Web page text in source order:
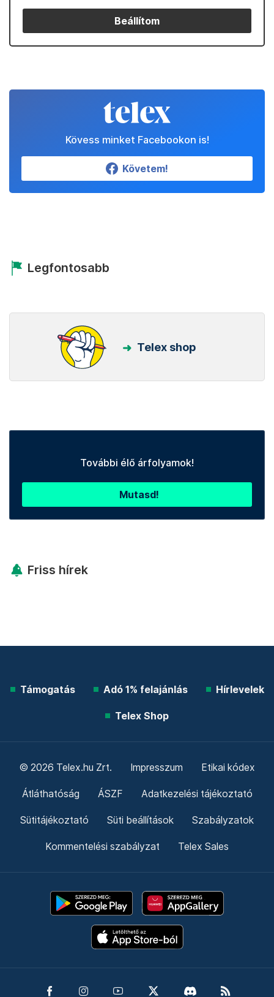
Beállítom
Kövess minket Facebookon is!
Követem!
Legfontosabb
Telex shop
További élő árfolyamok!
Mutasd!
Friss hírek
Támogatás Adó 1% felajánlás Hírlevelek
Telex Shop
© 2026 Telex.hu Zrt. Impresszum Etikai kódex
Átláthatóság ÁSZF Adatkezelési tájékoztató
Sütitájékoztató Süti beállítások Szabályzatok
Kommentelési szabályzat Telex Sales